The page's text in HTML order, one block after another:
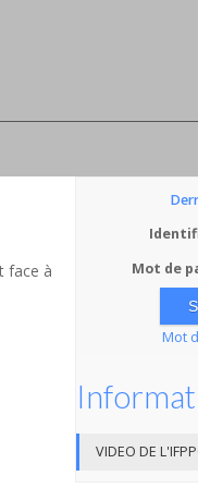
face à
Mot de
Mot
VIDEO DE